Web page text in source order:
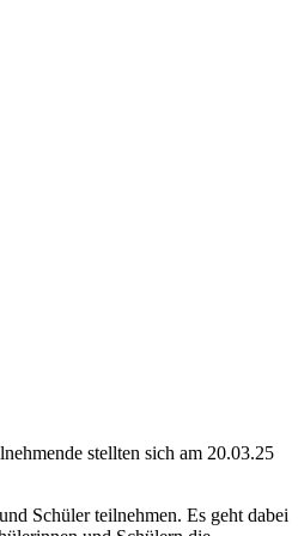
stellten sich am 20.03.25
Schüler teilnehmen. Es geht dabei